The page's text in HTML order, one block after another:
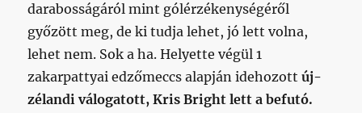
darabosságáról mint gólérzékenységéről
győzött meg, de ki tudja lehet, jó lett volna,
lehet nem. Sok a ha. Helyette végül 1
zakarpattyai edzőmeccs alapján idehozottúj-
zélandi válogatott, Kris Bright lett a befutó.